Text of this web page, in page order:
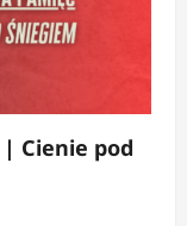
| Cienie pod